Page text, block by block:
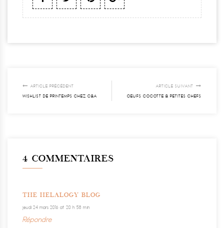
ARTICLE PRÉCÉDENT
WISHLIST DE PRINTEMPS CHEZ C&A
ARTICLE SUIVANT
OEUFS COCOTTE & PETITES CHEFS
4 COMMENTAIRES
THE HELALOGY BLOG
jeudi 24 mars 2016 at 20 h 58 min
Répondre